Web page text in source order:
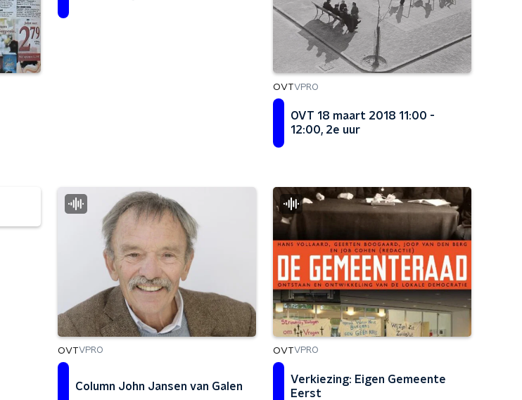
OVTVPRO
OVT 18 maart 2018 11:00 -
12:00, 2e uur
OVTVPRO
Column John Jansen van Galen
OVTVPRO
Verkiezing: Eigen Gemeente
Eerst